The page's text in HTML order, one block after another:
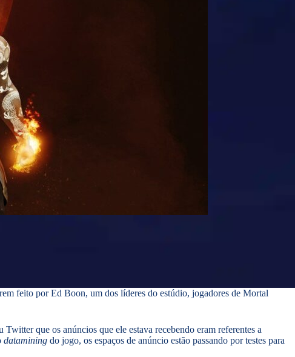
feito por Ed Boon, um dos líderes do estúdio, jogadores de Mortal
que os anúncios que ele estava recebendo eram referentes a
datamining do jogo, os espaços de anúncio estão passando por testes para